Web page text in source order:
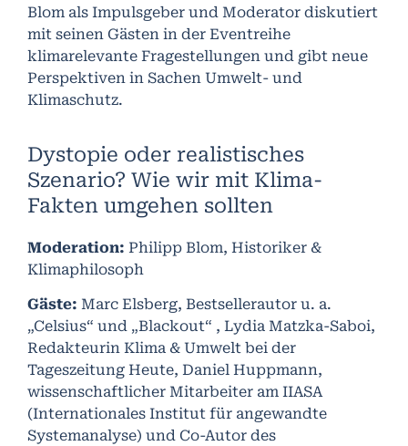
Blom als Impulsgeber und Moderator diskutiert
mit seinen Gästen in der Eventreihe
klimarelevante Fragestellungen und gibt neue
Perspektiven in Sachen Umwelt- und
Klimaschutz.
Dystopie oder realistisches
Szenario? Wie wir mit Klima-
Fakten umgehen sollten
Moderation: Philipp Blom, Historiker &
Klimaphilosoph
Gäste: Marc Elsberg, Bestsellerautor u. a.
„Celsius“ und „Blackout“ , Lydia Matzka-Saboi,
Redakteurin Klima & Umwelt bei der
Tageszeitung Heute, Daniel Huppmann,
wissenschaftlicher Mitarbeiter am IIASA
(Internationales Institut für angewandte
Systemanalyse) und Co-Autor des